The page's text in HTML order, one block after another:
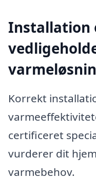
Installation
Korrekt
certificeret
vurderer dit
varmebehov.